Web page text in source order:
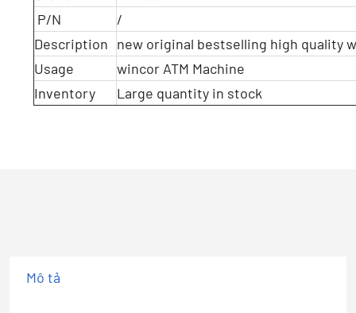
P/N
/
Description new original bestselling high quality
Usage
wincor ATM Machine
Inventory
Large quantity in stock
Mô tả